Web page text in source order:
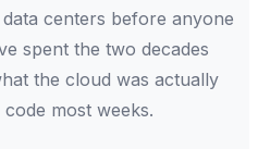
centers before anyone
spent the two decades
the cloud was actually
most weeks.